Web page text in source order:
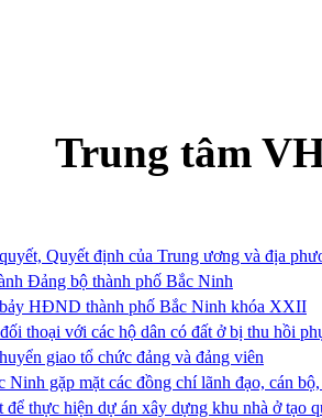
Trung tâm
Quyết định của Trung ương và địa
Đảng bộ thành phố Bắc Ninh
HĐND thành phố Bắc Ninh khóa XXII
thoại với các hộ dân có đất ở bị thu hồi
giao tổ chức đảng và đảng viên
gặp mặt các đồng chí lãnh đạo, cán
để thực hiện dự án xây dựng khu nhà ở tạo